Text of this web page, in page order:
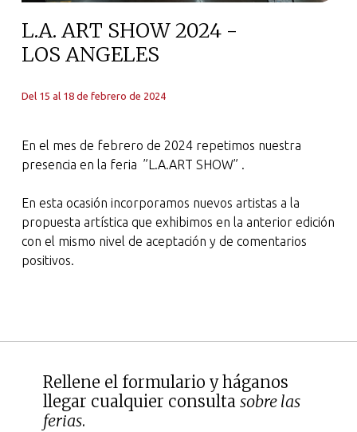
L.A. ART SHOW 2024 -
LOS ANGELES
Del 15 al 18 de febrero de 2024
En el mes de febrero de 2024 repetimos nuestra
presencia en la feria ”L.A.ART SHOW” .
En esta ocasión incorporamos nuevos artistas a la
propuesta artística que exhibimos en la anterior edición
con el mismo nivel de aceptación y de comentarios
positivos.
Rellene el formulario y háganos
llegar cualquier consultasobre las
ferias.